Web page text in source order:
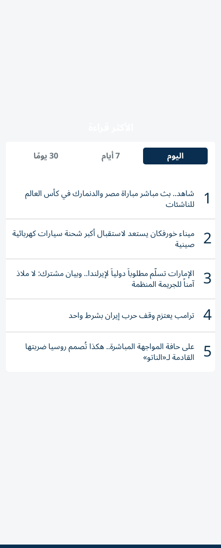
اليوم 7 أيام 30 يومًا
1 شاهد.. بث مباشر مباراة مصر والدنمارك في كأس العالم
للناشئات
2 ميناء خورفكان يستعد لاستقبال أكبر شحنة سيارات كهربائية
صينية
3 الإمارات تسلّم مطلوباً دولياً لإيرلندا.. وبيان مشترك: لا ملاذ
آمناً للجريمة المنظمة
4 ترامب يعتزم وقف حرب إيران بشرط واحد
5 على حافة المواجهة المباشرة.. هكذا تُصمم روسيا ضربتها
القادمة لـ«الناتو»